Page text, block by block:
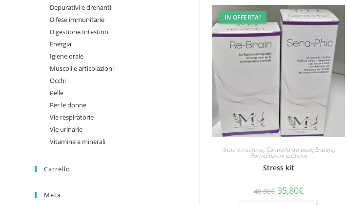
IN OFFERTA!
Ansia e insonnia, Controllo del peso,Energia,
Formulazioni esclusive
Stress kit
40,80€ Il
prezzo
originale
35,80€Il
prezzo
attuale
Depurativi e drenanti
Difese immunitarie
Digestione Intestino
Energia
Igiene orale
Muscoli e articolazioni
Occhi
Pelle
Per le donne
Vie respiratorie
Vie urinarie
Vitamine e minerali
Carrello
Meta